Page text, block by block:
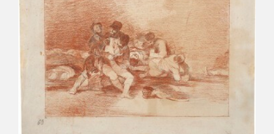
EL VIAJE DE GOYA
CATÁLOGO